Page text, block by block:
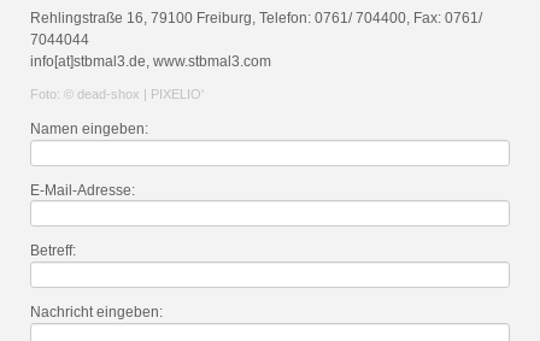
Rehlingstraße 16, 79100 Freiburg, Telefon: 0761/ 704400, Fax: 0761/
7044044
info[at]stbmal3.de, www.stbmal3.com
Foto: © dead-shox | PIXELIO'
Pflichtfeld
Namen eingeben:
Pflichtfeld
E-Mail-Adresse:
Betreff:
Pflichtfeld
Nachricht eingeben: